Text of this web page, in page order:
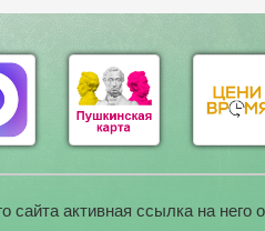
активная ссылка на него